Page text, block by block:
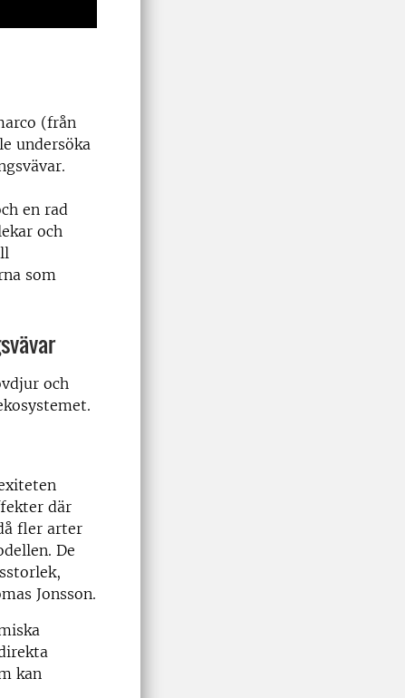
(från
undersöka
en rad
och
som
och
där
fler arter
De
Jonsson.
kan